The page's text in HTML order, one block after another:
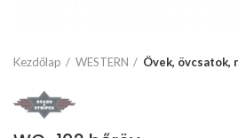
Kezdőlap WESTERN Övek, övcsatok,